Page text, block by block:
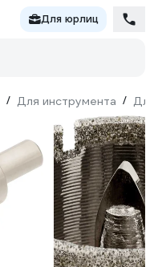
Для юрлиц
/ Для инструмента / Для